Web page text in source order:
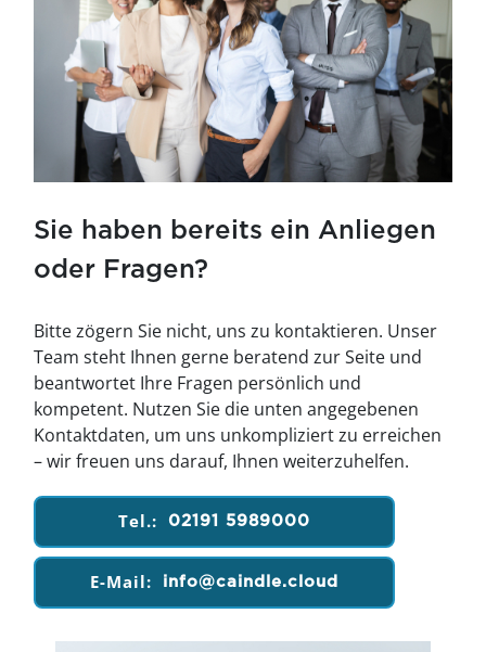
Sie haben bereits ein Anliegen
oder Fragen?
Bitte zögern Sie nicht, uns zu kontaktieren. Unser
Team steht Ihnen gerne beratend zur Seite und
beantwortet Ihre Fragen persönlich und
kompetent. Nutzen Sie die unten angegebenen
Kontaktdaten, um uns unkompliziert zu erreichen
– wir freuen uns darauf, Ihnen weiterzuhelfen.
Tel.:02191 5989000
E-Mail: info@caindle.cloud